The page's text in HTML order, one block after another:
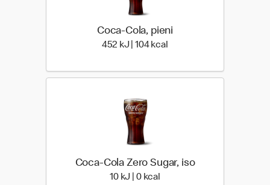
Coca-Cola, pieni
452 kJ | 104 kcal
Coca-Cola Zero Sugar, iso
10 kJ | 0 kcal